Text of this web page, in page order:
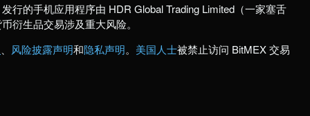
行的手机应用程序由 HDR Global Trading Limited（一家塞舌
衍生品交易涉及重大风险。
风险披露声明和隐私声明。 美国人士被禁止访问 BitMEX 交易